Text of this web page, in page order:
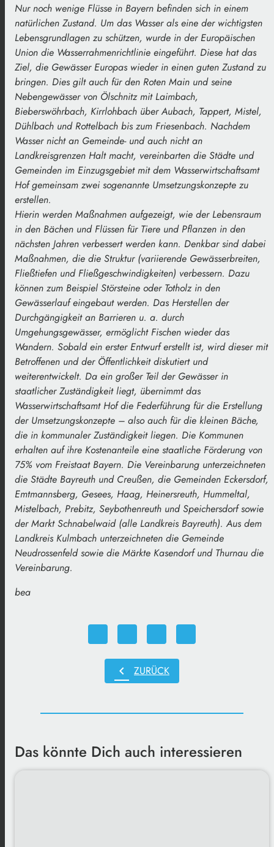
Nur noch wenige Flüsse in Bayern befinden sich in einem
natürlichen Zustand. Um das Wasser als eine der wichtigsten
Lebensgrundlagen zu schützen, wurde in der Europäischen
Union die Wasserrahmenrichtlinie eingeführt. Diese hat das
Ziel, die Gewässer Europas wieder in einen guten Zustand zu
bringen. Dies gilt auch für den Roten Main und seine
Nebengewässer von Ölschnitz mit Laimbach,
Bieberswöhrbach, Kirrlohbach über Aubach, Tappert, Mistel,
Dühlbach und Rottelbach bis zum Friesenbach. Nachdem
Wasser nicht an Gemeinde- und auch nicht an
Landkreisgrenzen Halt macht, vereinbarten die Städte und
Gemeinden im Einzugsgebiet mit dem Wasserwirtschaftsamt
Hof gemeinsam zwei sogenannte Umsetzungskonzepte zu
erstellen.
Hierin werden Maßnahmen aufgezeigt, wie der Lebensraum
in den Bächen und Flüssen für Tiere und Pflanzen in den
nächsten Jahren verbessert werden kann. Denkbar sind dabei
Maßnahmen, die die Struktur (variierende Gewässerbreiten,
Fließtiefen und Fließgeschwindigkeiten) verbessern. Dazu
können zum Beispiel Störsteine oder Totholz in den
Gewässerlauf eingebaut werden. Das Herstellen der
Durchgängigkeit an Barrieren u. a. durch
Umgehungsgewässer, ermöglicht Fischen wieder das
Wandern. Sobald ein erster Entwurf erstellt ist, wird dieser mit
Betroffenen und der Öffentlichkeit diskutiert und
weiterentwickelt. Da ein großer Teil der Gewässer in
staatlicher Zuständigkeit liegt, übernimmt das
Wasserwirtschaftsamt Hof die Federführung für die Erstellung
der Umsetzungskonzepte – also auch für die kleinen Bäche,
die in kommunaler Zuständigkeit liegen. Die Kommunen
erhalten auf ihre Kostenanteile eine staatliche Förderung von
75% vom Freistaat Bayern. Die Vereinbarung unterzeichneten
die Städte Bayreuth und Creußen, die Gemeinden Eckersdorf,
Emtmannsberg, Gesees, Haag, Heinersreuth, Hummeltal,
Mistelbach, Prebitz, Seybothenreuth und Speichersdorf sowie
der Markt Schnabelwaid (alle Landkreis Bayreuth). Aus dem
Landkreis Kulmbach unterzeichneten die Gemeinde
Neudrossenfeld sowie die Märkte Kasendorf und Thurnau die
Vereinbarung.
bea
chevron_left ZURÜCK
Das könnte Dich auch interessieren